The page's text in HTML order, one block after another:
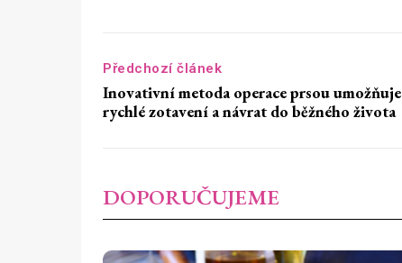
Předchozí článek
Inovativní metoda operace prsou umožňuje
rychlé zotavení a návrat do běžného života
DOPORUČUJEME